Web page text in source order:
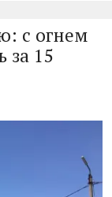
с огнем
за 15